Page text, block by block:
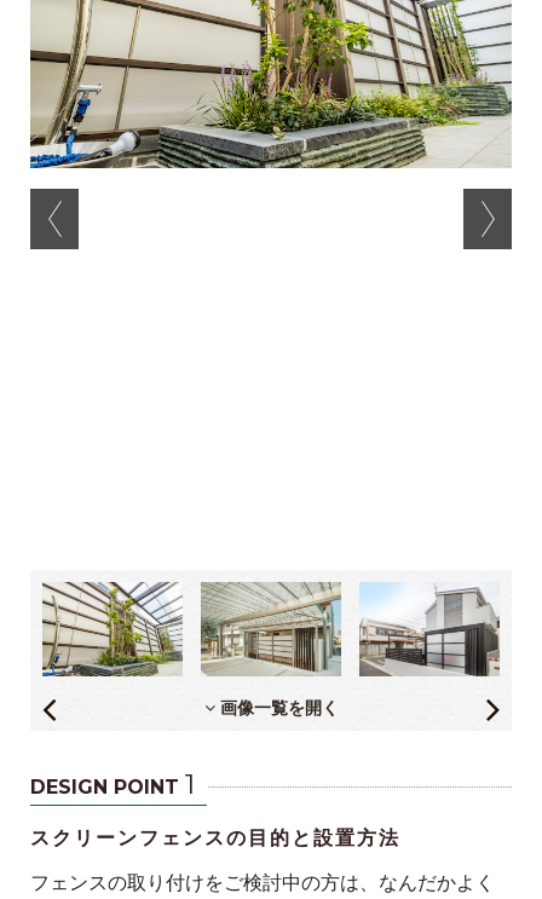
画像一覧を開く
DESIGN POINT 1
スクリーンフェンスの目的と設置方法
フェンスの取り付けをご検討中の方は、なんだかよく